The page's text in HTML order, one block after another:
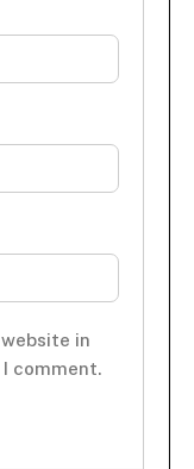
in
comment.